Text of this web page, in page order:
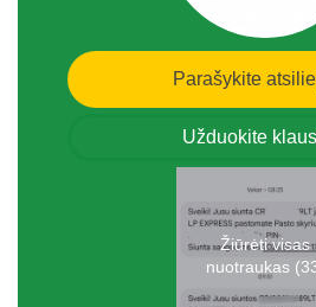
Parašykite
Užduokite
Žiūrėti visas
nuotraukas